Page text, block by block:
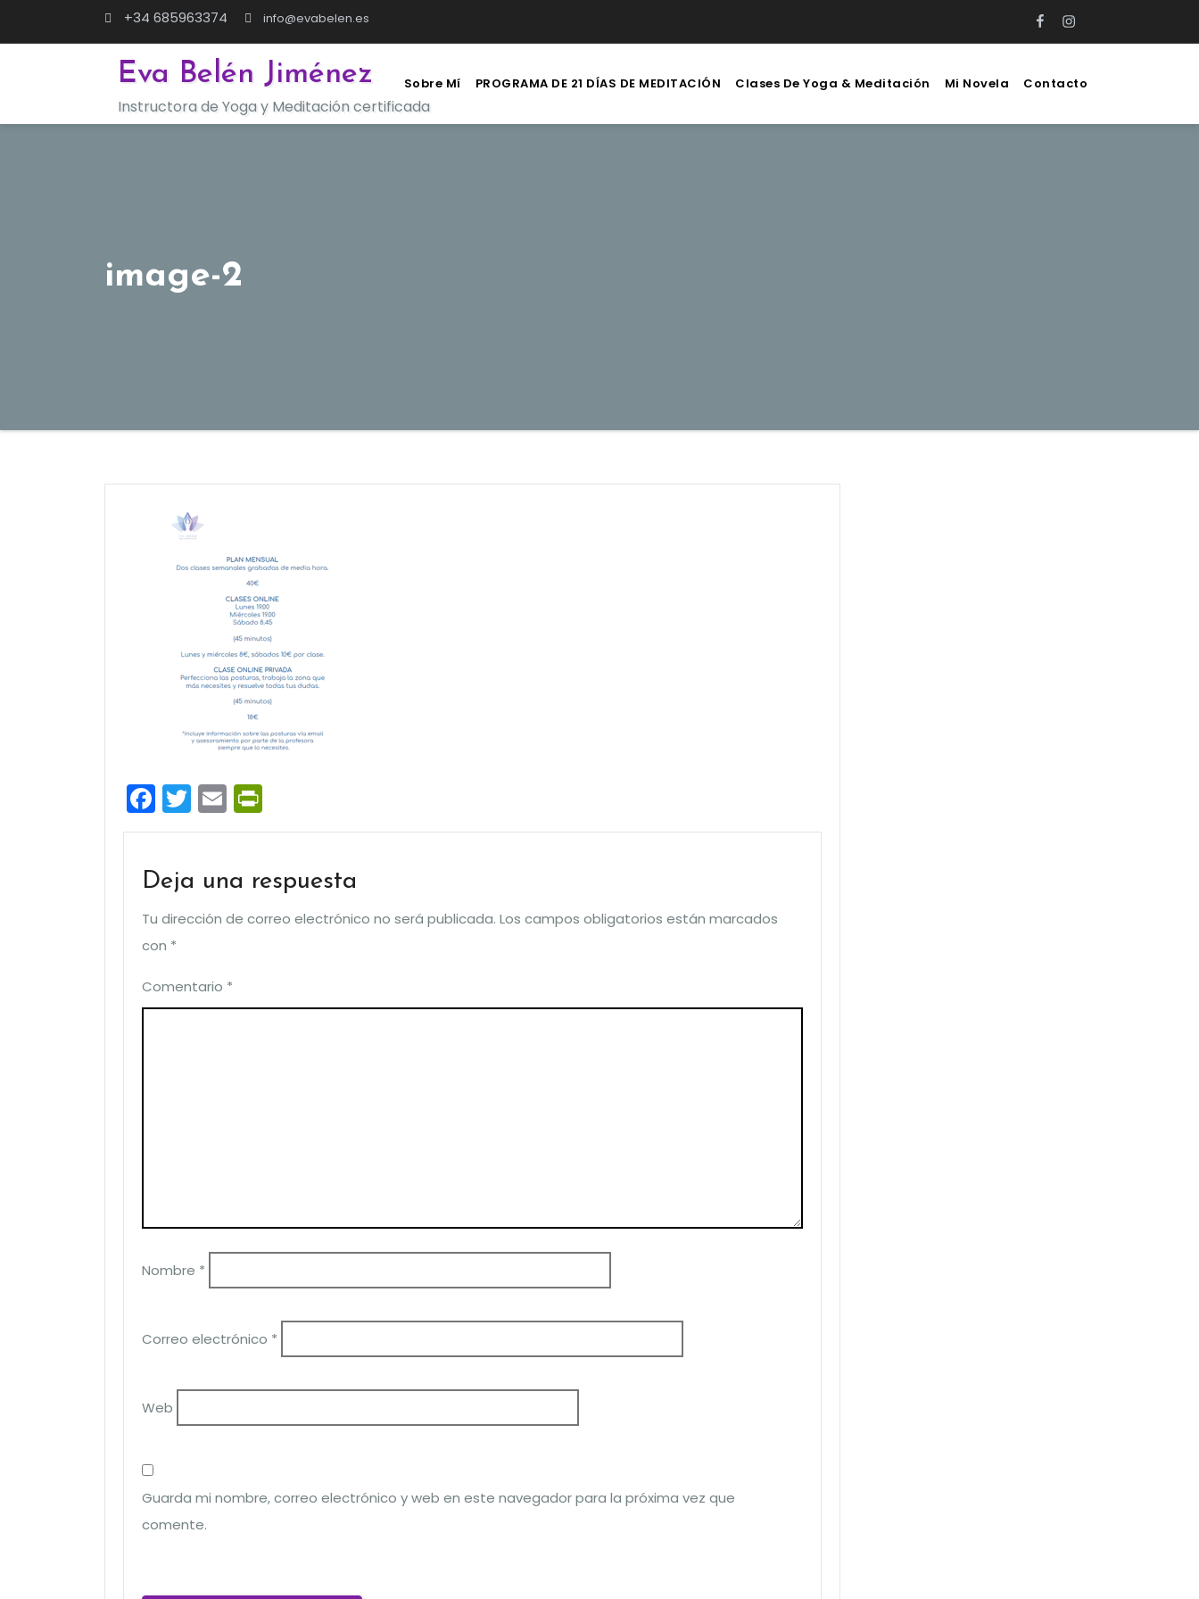
+34 685963374 info@evabelen.es FacebookInstagram
Eva Belén Jiménez
Instructora de Yoga y Meditación certificada
Sobre Mí PROGRAMA DE 21 DÍAS DE MEDITACIÓN Clases De Yoga & Meditación Mi Novela Contacto
image-2
Facebook
Twitter
Email
Deja una respuesta
Tu dirección de correo electrónico no será publicada. Los campos obligatorios están marcados
con *
Comentario *
Nombre *
Correo electrónico *
Web
Guarda mi nombre, correo electrónico y web en este navegador para la próxima vez que
comente.